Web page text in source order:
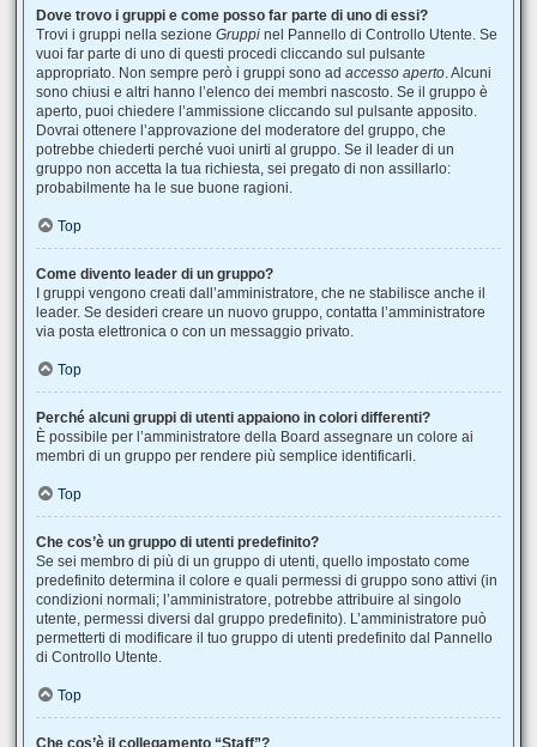
Dove trovo i gruppi e come posso far parte di uno di essi?
Trovi i gruppi nella sezione Gruppi nel Pannello di Controllo Utente. Se
vuoi far parte di uno di questi procedi cliccando sul pulsante
appropriato. Non sempre però i gruppi sono ad accesso aperto. Alcuni
sono chiusi e altri hanno l’elenco dei membri nascosto. Se il gruppo è
aperto, puoi chiedere l’ammissione cliccando sul pulsante apposito.
Dovrai ottenere l’approvazione del moderatore del gruppo, che
potrebbe chiederti perché vuoi unirti al gruppo. Se il leader di un
gruppo non accetta la tua richiesta, sei pregato di non assillarlo:
probabilmente ha le sue buone ragioni.
Top
Come divento leader di un gruppo?
I gruppi vengono creati dall’amministratore, che ne stabilisce anche il
leader. Se desideri creare un nuovo gruppo, contatta l’amministratore
via posta elettronica o con un messaggio privato.
Top
Perché alcuni gruppi di utenti appaiono in colori differenti?
È possibile per l’amministratore della Board assegnare un colore ai
membri di un gruppo per rendere più semplice identificarli.
Top
Che cos’è un gruppo di utenti predefinito?
Se sei membro di più di un gruppo di utenti, quello impostato come
predefinito determina il colore e quali permessi di gruppo sono attivi (in
condizioni normali; l’amministratore, potrebbe attribuire al singolo
utente, permessi diversi dal gruppo predefinito). L’amministratore può
permetterti di modificare il tuo gruppo di utenti predefinito dal Pannello
di Controllo Utente.
Top
Che cos’è il collegamento “Staff”?